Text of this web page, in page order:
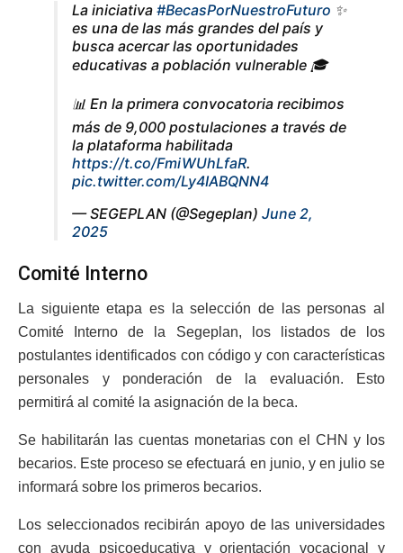
La iniciativa #BecasPorNuestroFuturo ✨
es una de las más grandes del país y
busca acercar las oportunidades
educativas a población vulnerable 🎓
📊 En la primera convocatoria recibimos
más de 9,000 postulaciones a través de
la plataforma habilitada
https://t.co/FmiWUhLfaR.
pic.twitter.com/Ly4IABQNN4
— SEGEPLAN (@Segeplan) June 2,
2025
Comité Interno
La siguiente etapa es la selección de las personas al
Comité Interno de la Segeplan, los listados de los
postulantes identificados con código y con características
personales y ponderación de la evaluación. Esto
permitirá al comité la asignación de la beca.
Se habilitarán las cuentas monetarias con el CHN y los
becarios. Este proceso se efectuará en junio, y en julio se
informará sobre los primeros becarios.
Los seleccionados recibirán apoyo de las universidades
con ayuda psicoeducativa y orientación vocacional y